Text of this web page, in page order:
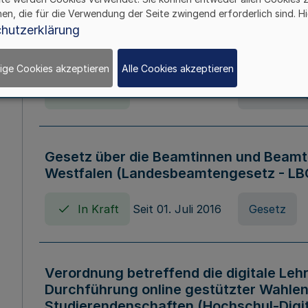
Verordnung über die
Nordrhein-Westfalen
Gesetz über die Beamtinnen und
Westfalen (Landesbeamtengesetz -
In Kraft Seit 01. Juli 2016 Gesetz
Verordnung betreffend die digitale
Durchführung online gestützter
die für die Verwendung der Seite zwingend erforderlich sind.
Cookies akzeptieren Alle Cookies akzeptieren